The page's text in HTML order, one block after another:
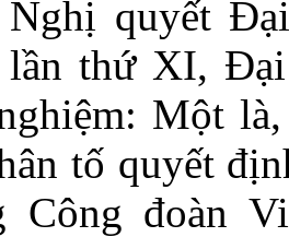
quyết
lần thứ XI,
Một
tố quyết
Công đoàn